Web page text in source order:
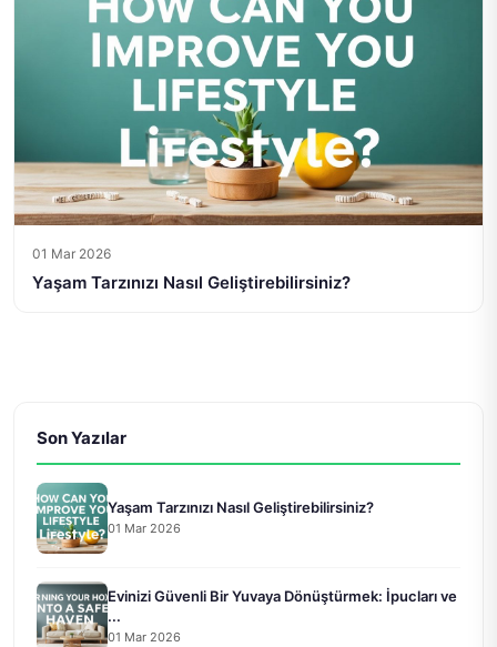
01 Mar 2026
Yaşam Tarzınızı Nasıl Geliştirebilirsiniz?
Son Yazılar
Yaşam Tarzınızı Nasıl Geliştirebilirsiniz?
01 Mar 2026
Evinizi Güvenli Bir Yuvaya Dönüştürmek: İpucları ve
...
01 Mar 2026